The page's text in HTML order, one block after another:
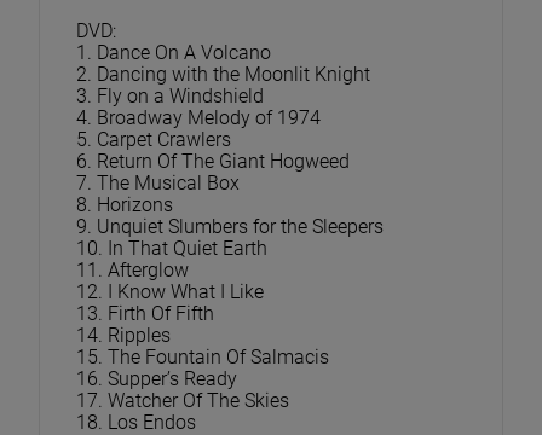
DVD:
1. Dance On A Volcano
2. Dancing with the Moonlit Knight
3. Fly on a Windshield
4. Broadway Melody of 1974
5. Carpet Crawlers
6. Return Of The Giant Hogweed
7. The Musical Box
8. Horizons
9. Unquiet Slumbers for the Sleepers
10. In That Quiet Earth
11. Afterglow
12. I Know What I Like
13. Firth Of Fifth
14. Ripples
15. The Fountain Of Salmacis
16. Supper’s Ready
17. Watcher Of The Skies
18. Los Endos